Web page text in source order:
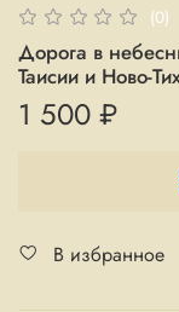
(0)
Дорога в
Таисии и Ново-
1 500 ₽
В избранное